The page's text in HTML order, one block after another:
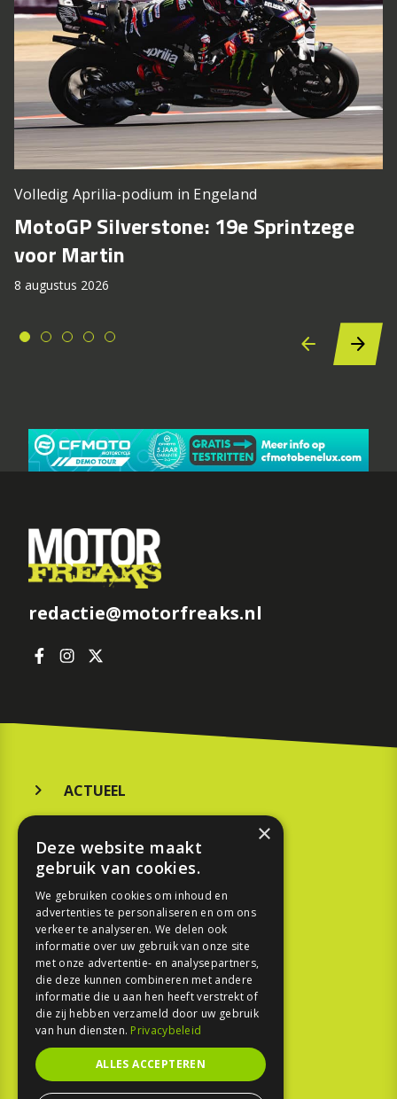
Volledig Aprilia-podium in Engeland
MotoGP Silverstone: 19e Sprintzege
voor Martin
8 augustus 2026
redactie@motorfreaks.nl
ACTUEEL
KOOPGIDS
TESTEN
SPORT
REPORTAGE
TOUREN
NIEUWSBRIEF
×
Deze website maakt
gebruik van cookies.
We gebruiken cookies om inhoud en
advertenties te personaliseren en om ons
verkeer te analyseren. We delen ook
informatie over uw gebruik van onze site
met onze advertentie- en analysepartners,
die deze kunnen combineren met andere
informatie die u aan hen heeft verstrekt of
die zij hebben verzameld door uw gebruik
van hun diensten. Privacybeleid
ALLES ACCEPTEREN